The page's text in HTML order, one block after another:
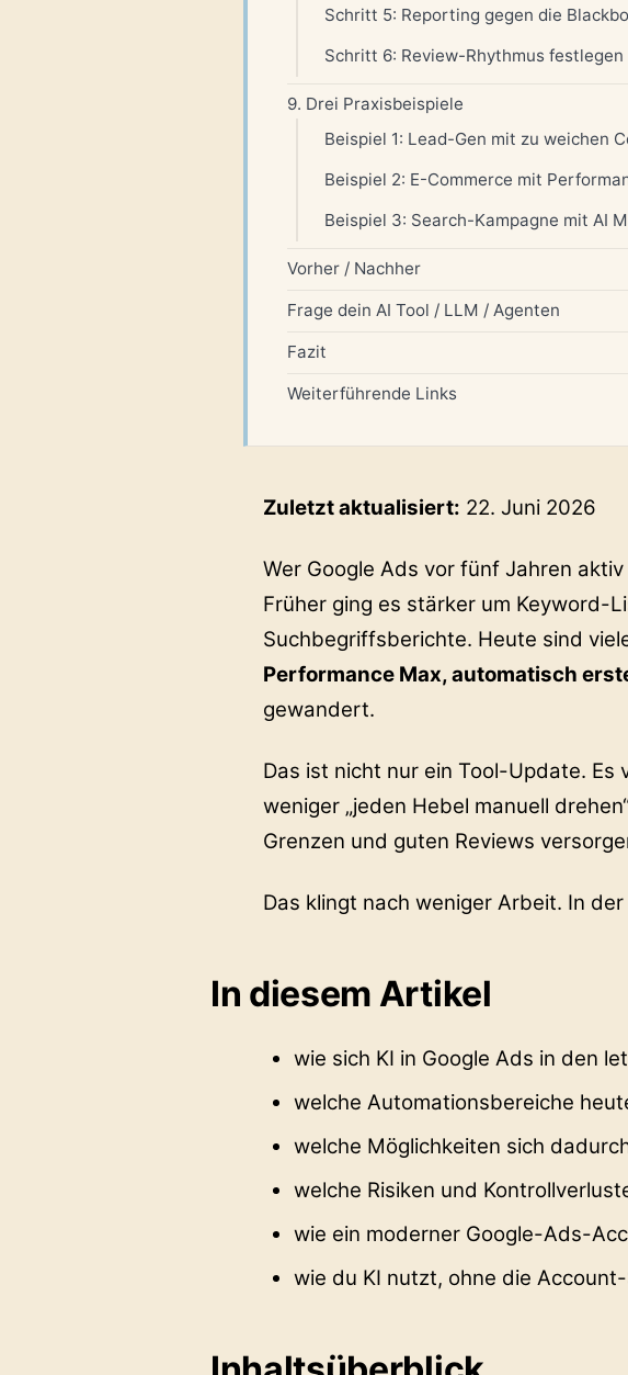
Schritt 5: Reporting gegen die
Schritt 6: Review-Rhythmus festlegen
9. Drei Praxisbeispiele
Beispiel 1: Lead-Gen mit zu weichen
Beispiel 2: E-Commerce mit
Beispiel 3: Search-Kampagne mit AI
Vorher / Nachher
Frage dein AI Tool / LLM / Agenten
Fazit
Weiterführende Links
Zuletzt aktualisiert: 22. Juni 2026
Wer Google Ads vor fünf Jahren
Früher ging es stärker um Keyword-
Suchbegriffsberichte. Heute sind
Performance Max, automatisch
gewandert.
Das ist nicht nur ein Tool-Update.
weniger „jeden Hebel manuell
Grenzen und guten Reviews
Das klingt nach weniger Arbeit. In
In diesem Artikel
wie sich KI in Google Ads in den
welche Automationsbereiche
welche Möglichkeiten sich
welche Risiken und
wie ein moderner Google-Ads-
wie du KI nutzt, ohne die